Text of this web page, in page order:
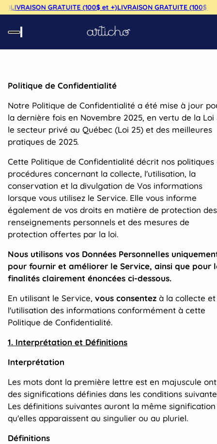
LIVRAISON GRATUITE (100$ et +) LIVRAISON GRATUITE (100$ et +)
Politique de Confidentialité
Notre Politique de Confidentialité a été mise à jour
la dernière fois en Novembre 2025, en vertu de la Loi
le secteur privé au Québec (Loi 25) et des meilleures
pratiques de 2025.
Cette Politique de Confidentialité décrit nos politiques
procédures concernant la collecte, l'utilisation, la
conservation et la divulgation de Vos informations
lorsque vous utilisez le Service. Elle vous informe
également de vos droits en matière de protection des
renseignements personnels et des mesures de
protection offertes par la loi.
Nous utilisons vos Données Personnelles
pour fournir et améliorer le Service, ainsi que pour
finalités clairement énoncées ci-dessous.
En utilisant le Service, vous consentez à la collecte
l'utilisation des informations conformément à cette
Politique de Confidentialité.
1. Interprétation et Définitions
Interprétation
Les mots dont la première lettre est en majuscule ont
des significations définies dans les conditions
Les définitions suivantes auront la même signification
qu'elles apparaissent au singulier ou au pluriel.
Définitions